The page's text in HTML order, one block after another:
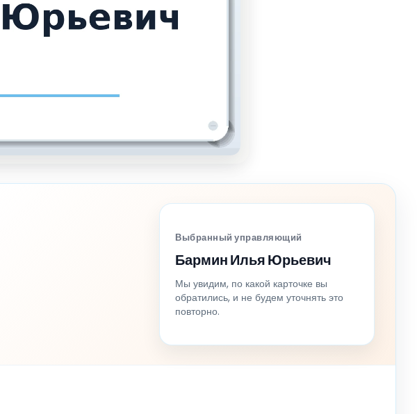
Выбранный управляющий
Бармин Илья Юрьевич
Мы увидим, по какой карточке вы
обратились, и не будем уточнять это
повторно.